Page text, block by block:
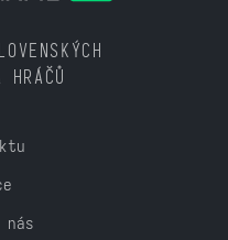
HRÁČŮ
nás